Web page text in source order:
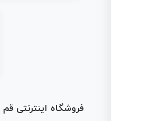
فروشگاه اینترنتی